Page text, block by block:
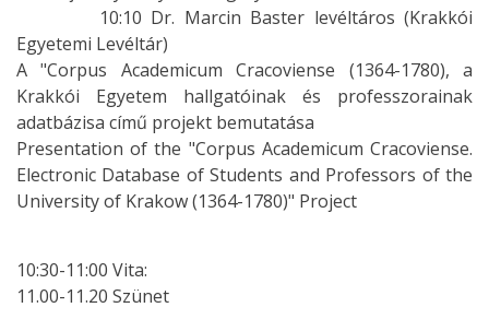
10:10 Dr. Marcin Baster levéltáros (Krakkói
Egyetemi Levéltár)
A "Corpus Academicum Cracoviense (1364-1780), a
Krakkói Egyetem hallgatóinak és professzorainak
adatbázisa című projekt bemutatása
Presentation of the "Corpus Academicum Cracoviense.
Electronic Database of Students and Professors of the
University of Krakow (1364-1780)" Project
10:30-11:00 Vita:
11.00-11.20 Szünet